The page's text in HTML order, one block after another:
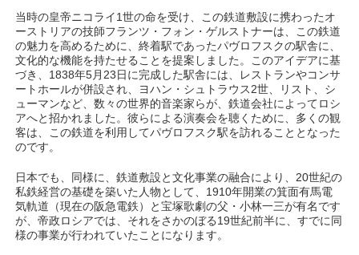
当時の皇帝ニコライ1世の命を受け、この鉄道敷設に携わったオ
ーストリアの技師フランツ・フォン・ゲルストナーは、この鉄道
の魅力を高めるために、終着駅であったパヴロフスクの駅舎に、
文化的な機能を持たせることを提案しました。このアイデアに基
づき、1838年5月23日に完成した駅舎には、レストランやコンサ
ートホールが併設され、ヨハン・シュトラウス2世、リスト、シ
ューマンなど、数々の世界的音楽家らが、鉄道会社によってロシ
アへと招かれました。彼らによる演奏会を聴くために、多くの観
客は、この鉄道を利用してパヴロフスク駅を訪れることとなった
のです。
日本でも、同様に、鉄道敷設と文化事業の融合により、20世紀の
私鉄経営の基礎を築いた人物として、1910年開業の箕面有馬電
気軌道（現在の阪急電鉄）と宝塚歌劇の父・小林一三が有名です
が、帝政ロシアでは、それをさかのぼる19世紀前半に、すでに同
様の事業が行われていたことになります。